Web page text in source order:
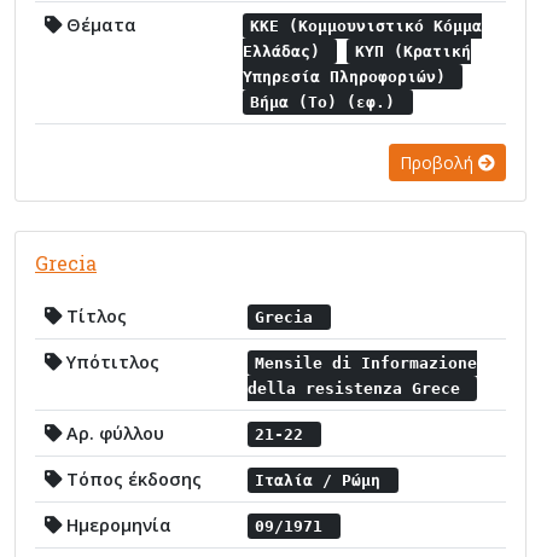
Θέματα
ΚΚΕ (Κομμουνιστικό Κόμμα
Ελλάδας)
ΚΥΠ (Κρατική
Υπηρεσία Πληροφοριών)
Βήμα (Το) (εφ.)
Προβολή
Grecia
Τίτλος Grecia
Υπότιτλος
Mensile di Informazione
della resistenza Grece
Αρ. φύλλου 21-22
Τόπος έκδοσης Ιταλία / Ρώμη
Ημερομηνία 09/1971